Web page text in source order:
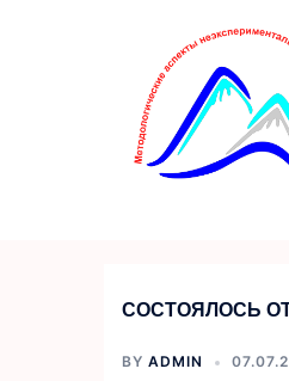
СОСТОЯЛОСЬ
BY ADMIN